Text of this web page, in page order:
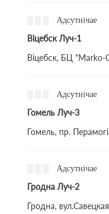
Адсутнічае
Віцебск Луч-1
Віцебск, БЦ "Marko-
Адсутнічае
Гомель Луч-3
Гомель, пр.
Адсутнічае
Гродна Луч-2
Гродна,